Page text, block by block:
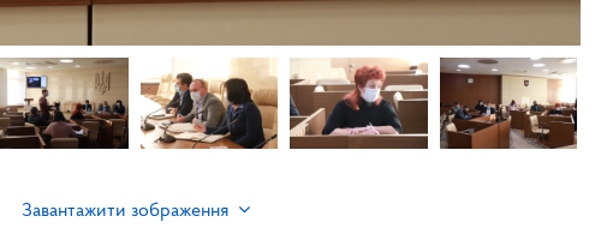
Завантажити зображення